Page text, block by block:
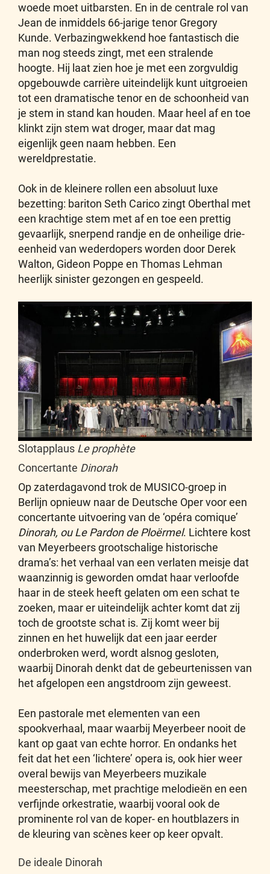
woede moet uitbarsten. En in de centrale rol van
Jean de inmiddels 66-jarige tenor Gregory
Kunde. Verbazingwekkend hoe fantastisch die
man nog steeds zingt, met een stralende
hoogte. Hij laat zien hoe je met een zorgvuldig
opgebouwde carrière uiteindelijk kunt uitgroeien
tot een dramatische tenor en de schoonheid van
je stem in stand kan houden. Maar heel af en toe
klinkt zijn stem wat droger, maar dat mag
eigenlijk geen naam hebben. Een
wereldprestatie.
Ook in de kleinere rollen een absoluut luxe
bezetting: bariton Seth Carico zingt Oberthal met
een krachtige stem met af en toe een prettig
gevaarlijk, snerpend randje en de onheilige drie-
eenheid van wederdopers worden door Derek
Walton, Gideon Poppe en Thomas Lehman
heerlijk sinister gezongen en gespeeld.
Slotapplaus Le prophète
Concertante Dinorah
Op zaterdagavond trok de MUSICO-groep in
Berlijn opnieuw naar de Deutsche Oper voor een
concertante uitvoering van de ‘opéra comique’
Dinorah, ou Le Pardon de Ploërmel. Lichtere kost
van Meyerbeers grootschalige historische
drama’s: het verhaal van een verlaten meisje dat
waanzinnig is geworden omdat haar verloofde
haar in de steek heeft gelaten om een schat te
zoeken, maar er uiteindelijk achter komt dat zij
toch de grootste schat is. Zij komt weer bij
zinnen en het huwelijk dat een jaar eerder
onderbroken werd, wordt alsnog gesloten,
waarbij Dinorah denkt dat de gebeurtenissen van
het afgelopen een angstdroom zijn geweest.
Een pastorale met elementen van een
spookverhaal, maar waarbij Meyerbeer nooit de
kant op gaat van echte horror. En ondanks het
feit dat het een ‘lichtere’ opera is, ook hier weer
overal bewijs van Meyerbeers muzikale
meesterschap, met prachtige melodieën en een
verfijnde orkestratie, waarbij vooral ook de
prominente rol van de koper- en houtblazers in
de kleuring van scènes keer op keer opvalt.
De ideale Dinorah